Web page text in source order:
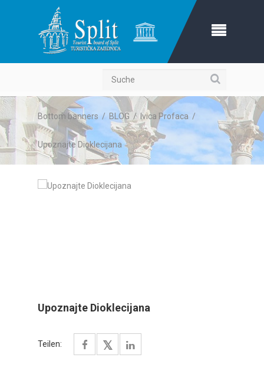
Suche
Bottom banners / BLOG / Ivica Profaca /
Upoznajte Dioklecijana
Upoznajte Dioklecijana
Teilen: